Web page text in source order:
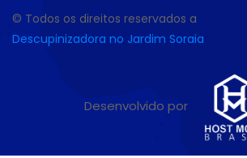
© Todos os direitos reservados a
Descupinizadora no Jardim Soraia
Desenvolvido por